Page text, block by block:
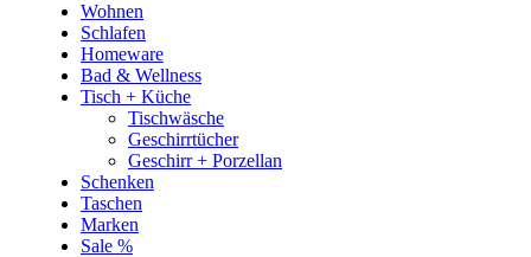
Wohnen
Schlafen
Homeware
Bad & Wellness
Tisch + Küche
Tischwäsche
Geschirrtücher
Geschirr + Porzellan
Schenken
Taschen
Marken
Sale %